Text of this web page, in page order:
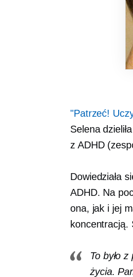
"Patrzeć!
Selena
z ADHD
Dowiedziała
ADHD. Na
ona, jak i jej
koncentracją.
To było
życia.